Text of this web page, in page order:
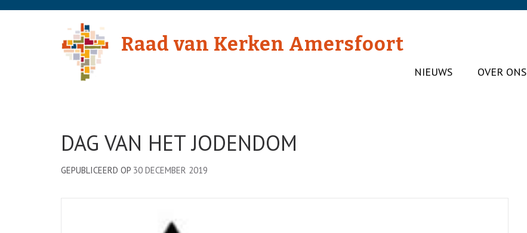
Skip
Raad van Kerken Amersfoort
NIEUWS OVER ONS
DAG VAN HET JODENDOM
GEPUBLICEERD OP 30 DECEMBER 2019